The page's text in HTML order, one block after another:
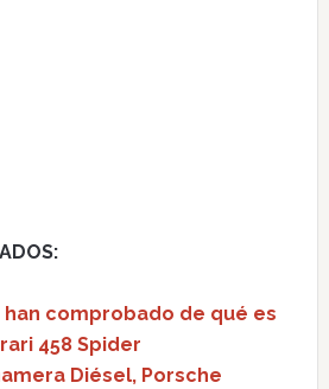
han comprobado de qué es
458 Spider
Diésel, Porsche